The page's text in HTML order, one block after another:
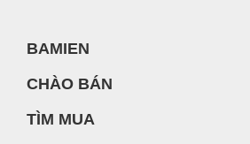
BAMIEN
CHÀO BÁN
TÌM MUA